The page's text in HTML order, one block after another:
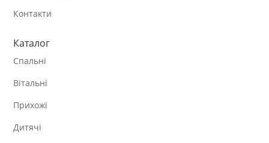
Контакти
Каталог
Спальні
Вітальні
Прихожі
Дитячі